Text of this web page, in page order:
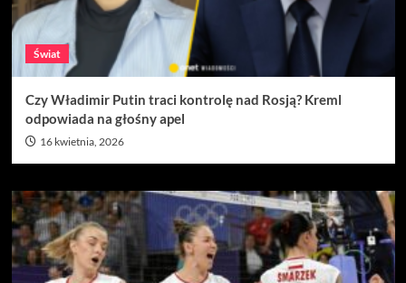
Świat
Czy Władimir Putin traci kontrolę nad Rosją? Kreml
odpowiada na głośny apel
16 kwietnia, 2026